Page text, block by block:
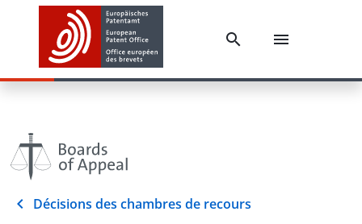
Décisions des chambres de recours